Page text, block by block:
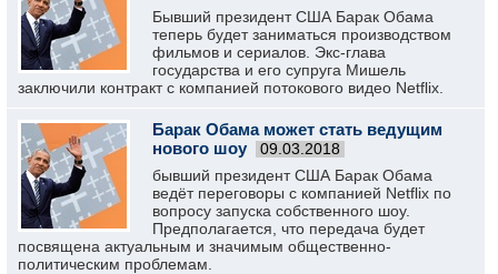
Бывший президент США Барак Обама
теперь будет заниматься производством
фильмов и сериалов. Экс-глава
государства и его супруга Мишель
заключили контракт с компанией потокового видео Netflix.
Барак Обама может стать ведущим
нового шоу
09.03.2018
бывший президент США Барак Обама
ведёт переговоры с компанией Netflix по
вопросу запуска собственного шоу.
Предполагается, что передача будет
посвящена актуальным и значимым общественно-
политическим проблемам.